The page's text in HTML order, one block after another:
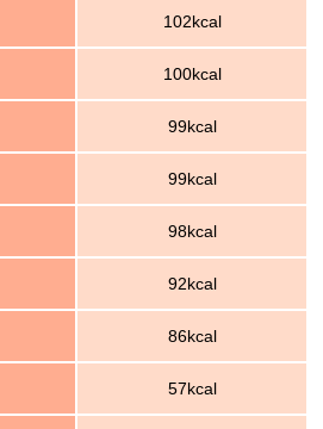
102kcal
100kcal
99kcal
99kcal
98kcal
92kcal
86kcal
57kcal